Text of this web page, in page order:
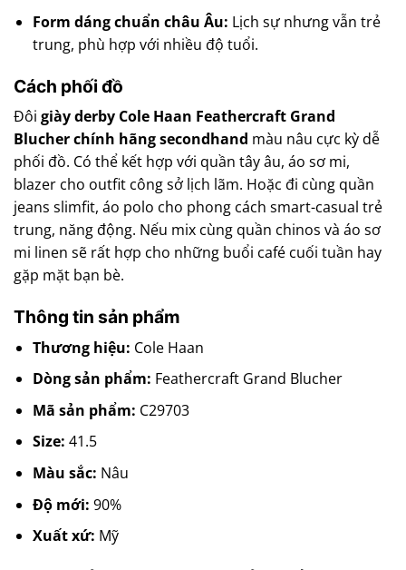
Form dáng chuẩn châu Âu: Lịch sự nhưng vẫn trẻ
trung, phù hợp với nhiều độ tuổi.
Cách phối đồ
Đôi giày derby Cole Haan Feathercraft Grand
Blucher chính hãng secondhand màu nâu cực kỳ dễ
phối đồ. Có thể kết hợp với quần tây âu, áo sơ mi,
blazer cho outfit công sở lịch lãm. Hoặc đi cùng quần
jeans slimfit, áo polo cho phong cách smart-casual trẻ
trung, năng động. Nếu mix cùng quần chinos và áo sơ
mi linen sẽ rất hợp cho những buổi café cuối tuần hay
gặp mặt bạn bè.
Thông tin sản phẩm
Thương hiệu: Cole Haan
Dòng sản phẩm: Feathercraft Grand Blucher
Mã sản phẩm: C29703
Size: 41.5
Màu sắc: Nâu
Độ mới: 90%
Xuất xứ: Mỹ